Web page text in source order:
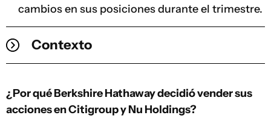
cambios en sus posiciones durante el trimestre.
Contexto
¿Por qué Berkshire Hathaway decidió vender sus
acciones en Citigroup y Nu Holdings?